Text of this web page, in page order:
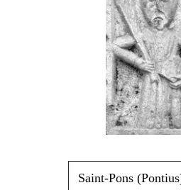
Saint-Pons